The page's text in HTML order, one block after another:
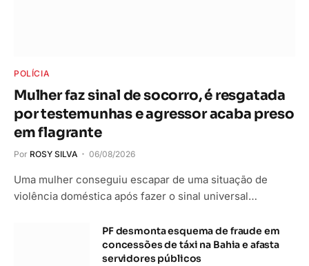
POLÍCIA
Mulher faz sinal de socorro, é resgatada
por testemunhas e agressor acaba preso
em flagrante
Por ROSY SILVA 06/08/2026
Uma mulher conseguiu escapar de uma situação de
violência doméstica após fazer o sinal universal…
PF desmonta esquema de fraude em
concessões de táxi na Bahia e afasta
servidores públicos